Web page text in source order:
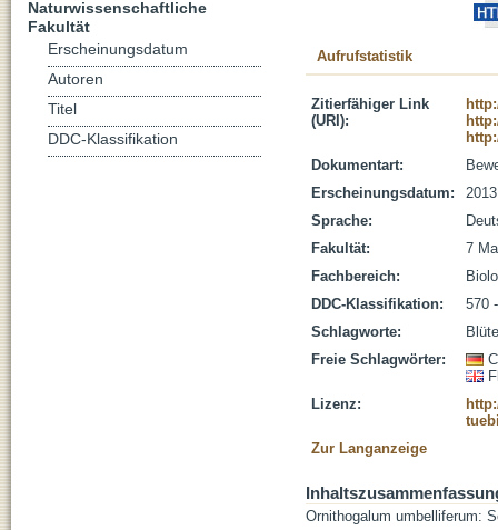
Aufrufstatistik
Zitierfähiger Link
(URI):
Dokumentart:
Erscheinungsdatum:
2013
Sprache:
Fakultät:
7
Fachbereich:
DDC-Klassifikation:
570
Schlagworte:
Freie Schlagwörter:
Lizenz:
Zur Langanzeige
Ornithogalum umbelliferum:
Naturwissenschaftliche
Fakultät
Erscheinungsdatum
Autoren
Titel
DDC-Klassifikation